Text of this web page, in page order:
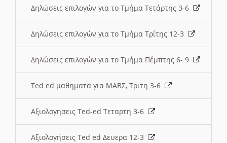
Δηλώσεις επιλογών για το Τμήμα Τετάρτης 3-6
Δηλώσεις επιλογών για το Τμήμα Τρίτης 12-3
Δηλώσεις επιλογών για το Τμήμα Πέμπτης 6- 9
Ted ed μαθηματα για ΜΑΒΣ, Τριτη 3-6
Αξιολογησεις Ted-ed Τεταρτη 3-6
Αξιολογήσεις Ted ed Δευερα 12-3